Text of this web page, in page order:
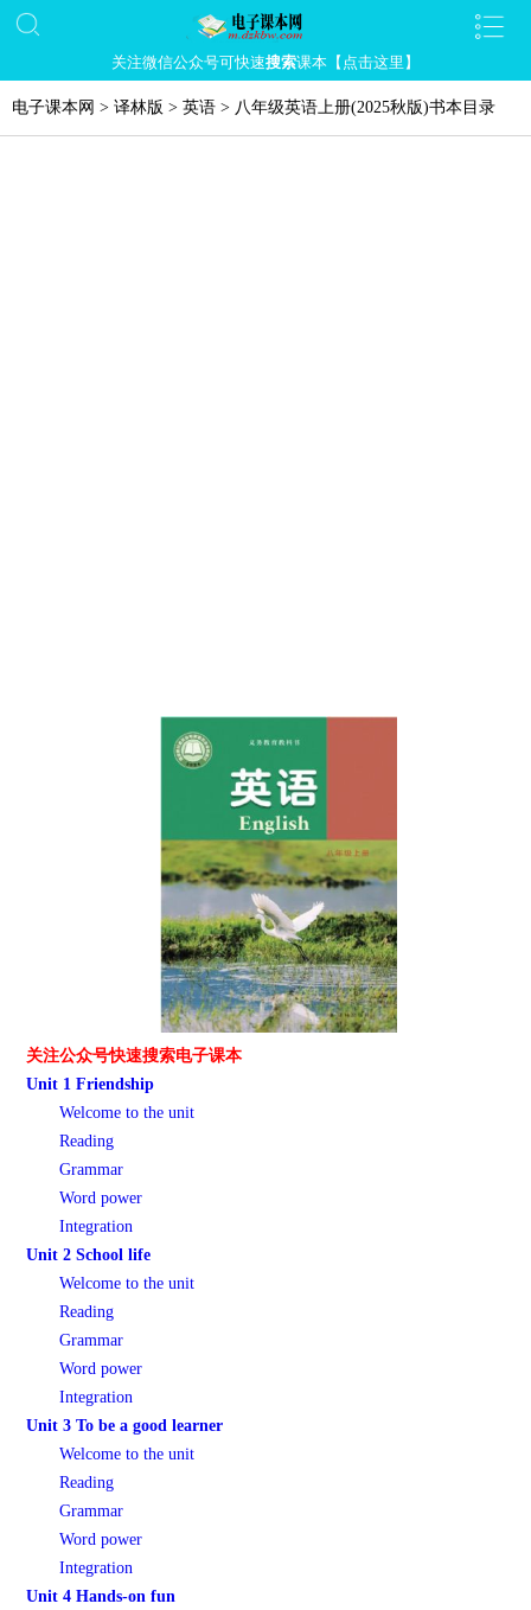
关注微信公众号可快速搜索课本【点击这里】
电子课本网 > 译林版 > 英语 > 八年级英语上册(2025秋版)书本目录
关注公众号快速搜索电子课本
Unit 1 Friendship
Welcome to the unit
Reading
Grammar
Word power
Integration
Unit 2 School life
Welcome to the unit
Reading
Grammar
Word power
Integration
Unit 3 To be a good learner
Welcome to the unit
Reading
Grammar
Word power
Integration
Unit 4 Hands-on fun